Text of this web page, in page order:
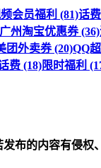
会员福利 (81)话
广州淘宝优惠券 (36)
团外卖券 (20)QQ
费 (18)限时福利
布的内容有侵权